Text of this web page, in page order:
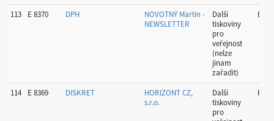
113 E 8370 DPH
NOVOTNÝ Martin -
NEWSLETTER
Další
tiskoviny
pro
veřejnost
(nelze
jinam
zařadit)
114 E 8369 DISKRET
HORIZONT CZ,
s.r.o.
Další
tiskoviny
pro